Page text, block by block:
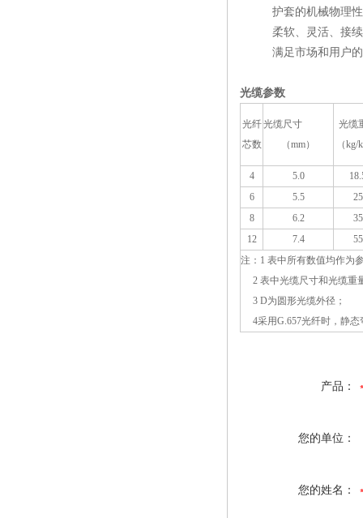
护套的机械物理性
柔软、灵活、接续
满足市场和用户的
光缆参数
光纤
芯数
光缆尺寸
（mm）
光缆
（kg/
4 5.0
6
5.5
25
8
6.2
35
12
7.4
55
注：1 表中所有数值均作为
2 表中光缆尺寸和光缆重
3 D为圆形光缆外径；
4采用G.657光纤时，静态
产品：
您的单位：
您的姓名：